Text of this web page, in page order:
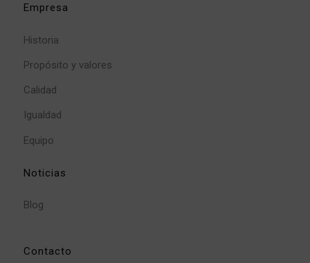
Empresa
Historia
Propósito y valores
Calidad
Igualdad
Equipo
Noticias
Blog
Contacto